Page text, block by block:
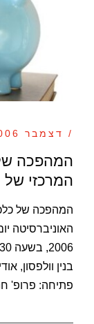
/ דצמבר 2006
המהפכה
המרכזי של
המהפכה של
פתיחה: פרופ'